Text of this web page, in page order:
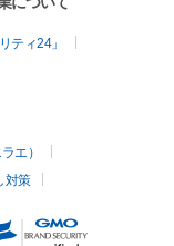
ティ24」
エ）
対策